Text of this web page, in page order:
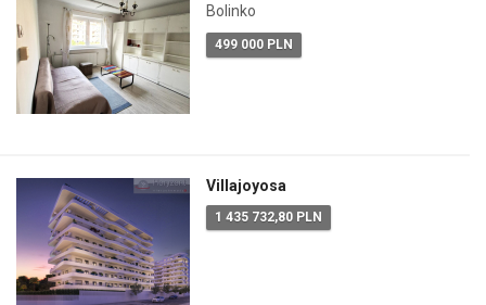
Bolinko
499 000 PLN
Villajoyosa
1 435 732,80 PLN